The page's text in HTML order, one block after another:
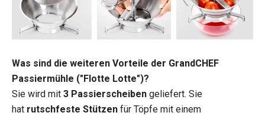
Was sind die weiteren Vorteile der GrandCHEF
Passiermühle ("Flotte Lotte")?
Sie wird mit 3 Passierscheiben geliefert. Sie
hat rutschfeste Stützen für Töpfe mit einem